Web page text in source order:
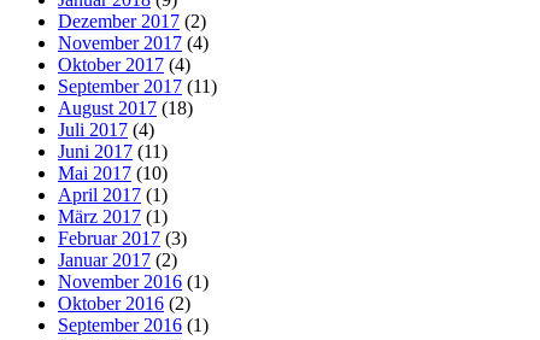
Dezember 2017 (2)
November 2017 (4)
Oktober 2017 (4)
September 2017 (11)
August 2017 (18)
Juli 2017 (4)
Juni 2017 (11)
Mai 2017 (10)
April 2017 (1)
März 2017 (1)
Februar 2017 (3)
Januar 2017 (2)
November 2016 (1)
Oktober 2016 (2)
September 2016 (1)